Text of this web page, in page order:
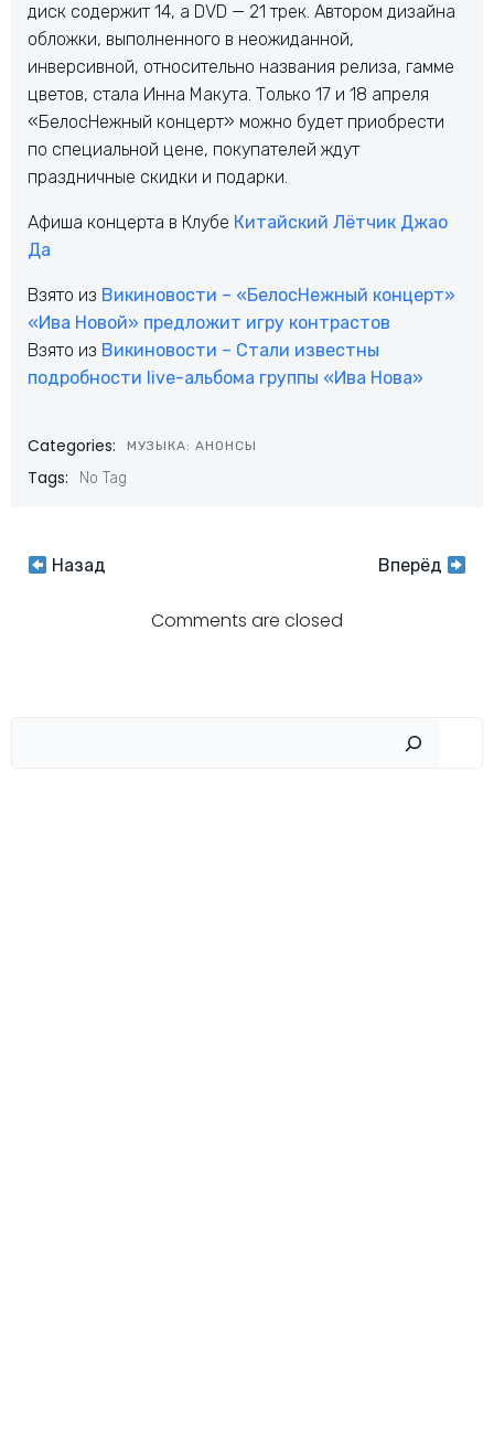
диск содержит 14, а DVD — 21 трек. Автором дизайна
обложки, выполненного в неожиданной,
инверсивной, относительно названия релиза, гамме
цветов, стала Инна Макута. Только 17 и 18 апреля
«БелосНежный концерт» можно будет приобрести
по специальной цене, покупателей ждут
праздничные скидки и подарки.
Афиша концерта в Клубе Китайский Лётчик Джао
Да
Взято из Викиновости – «БелосНежный концерт»
«Ива Новой» предложит игру контрастов
Взято из Викиновости – Стали известны
подробности live-альбома группы «Ива Нова»
Categories: МУЗЫКА: АНОНСЫ
Tags: No Tag
Навигация
Назад
Навигация
по
Вперёд
Comments are closed